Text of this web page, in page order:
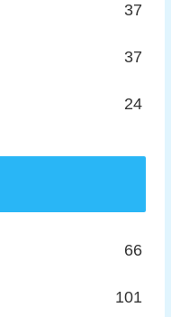
37
37
24
66
101